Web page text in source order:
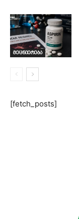
მეცნიერება
[fetch_posts]